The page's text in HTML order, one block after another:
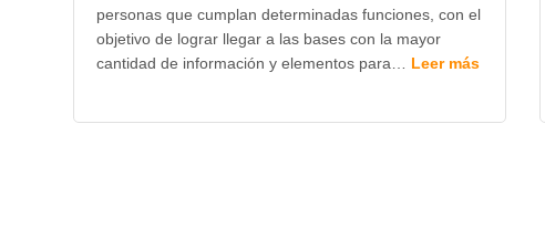
personas que cumplan determinadas funciones, con el
objetivo de lograr llegar a las bases con la mayor
cantidad de información y elementos para… Leer más